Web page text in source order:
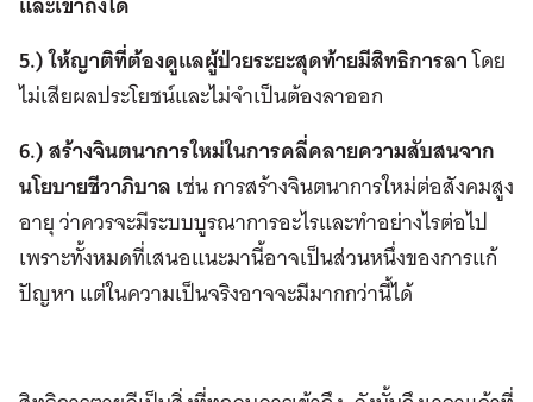
5.) ให้ญาติที่ต้องดูแลผู้ป่วยระยะสุดท้ายมีสิทธิการลาโดย
ไม่เสียผลประโยชน์และไม่จำเป็นต้องลาออก
6.) สร้างจินตนาการใหม่ในการคลี่คลายความสับสนจาก
นโยบายชีวาภิบาลเช่น การสร้างจินตนาการใหม่ต่อสังคมสูง
อายุ ว่าควรจะมีระบบบูรณาการอะไรและทำอย่างไรต่อไป
เพราะทั้งหมดที่เสนอแนะมานี้อาจเป็นส่วนหนึ่งของการแก้
ปัญหา แต่ในความเป็นจริงอาจจะมีมากกว่านี้ได้